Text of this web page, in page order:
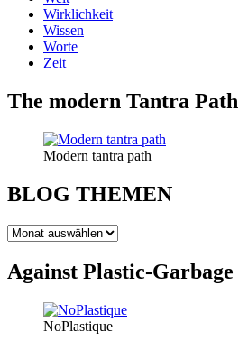
Wirklichkeit
Wissen
Worte
Zeit
The modern Tantra Path
Modern tantra path
BLOG THEMEN
BLOG
Against Plastic-Garbage
NoPlastique